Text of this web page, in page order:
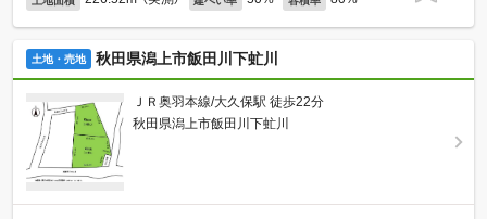
土地・売地 秋田県潟上市飯田川下虻川
ＪＲ奥羽本線/大久保駅 徒歩22分
秋田県潟上市飯田川下虻川